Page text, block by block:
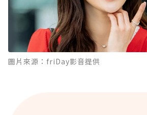
圖片來源：friDay影音提供